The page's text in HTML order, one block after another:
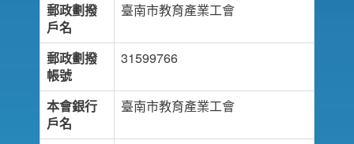
郵政劃撥
戶名
臺南市教育產業工會
郵政劃撥
帳號
31599766
本會銀行
戶名
臺南市教育產業工會